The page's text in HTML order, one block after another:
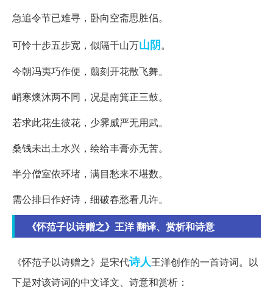
急追令节已难寻，卧向空斋思胜侣。
可怜十步五步宽，似隔千山万山阴。
今朝冯夷巧作便，翦刻开花散飞舞。
峭寒燠沐两不同，况是南箕正三鼓。
若求此花生彼花，少霁威严无用武。
桑钱未出土水兴，绘给丰膏亦无苦。
半分僧室依环堵，满目愁来不堪数。
需公排日作好诗，细破春愁看几许。
《怀范子以诗赠之》王洋 翻译、赏析和诗意
《怀范子以诗赠之》是宋代诗人王洋创作的一首诗词。以
下是对该诗词的中文译文、诗意和赏析：